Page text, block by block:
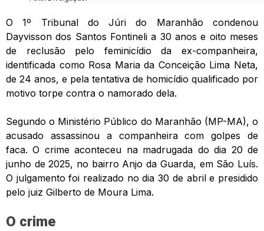
O 1º Tribunal do Júri do Maranhão condenou
Dayvisson dos Santos Fontineli a 30 anos e oito meses
de reclusão pelo feminicídio da ex-companheira,
identificada como Rosa Maria da Conceição Lima Neta,
de 24 anos, e pela tentativa de homicídio qualificado por
motivo torpe contra o namorado dela.
Segundo o Ministério Público do Maranhão (MP-MA), o
acusado assassinou a companheira com golpes de
faca. O crime aconteceu na madrugada do dia 20 de
junho de 2025, no bairro Anjo da Guarda, em São Luís.
O julgamento foi realizado no dia 30 de abril e presidido
pelo juiz Gilberto de Moura Lima.
O crime